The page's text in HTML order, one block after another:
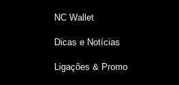
NC Wallet
Dicas e Notícias
Ligações & Promo